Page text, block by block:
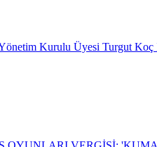
Kurulu Üyesi Turgut Koç